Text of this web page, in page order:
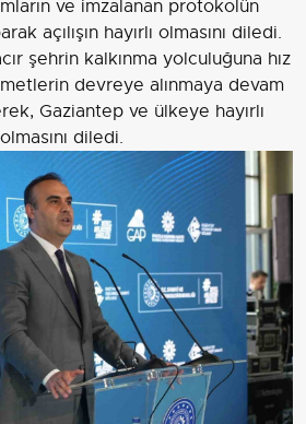
ve imzalanan protokolün
açılışın hayırlı olmasını diledi.
şehrin kalkınma yolculuğuna hız
devreye alınmaya devam
Gaziantep ve ülkeye hayırlı
olmasını diledi.